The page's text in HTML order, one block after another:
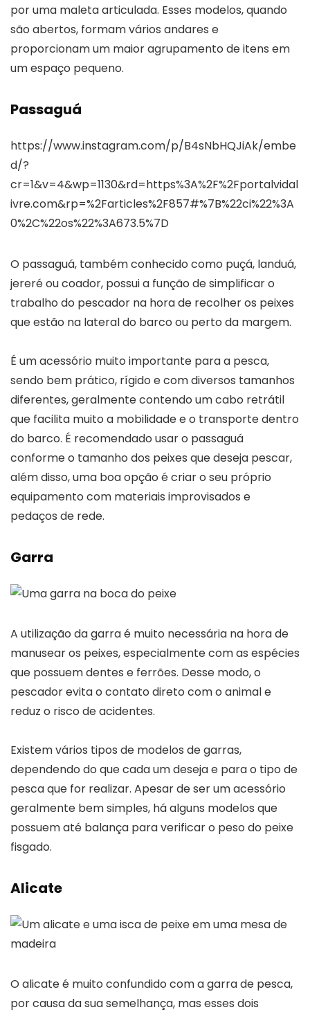
por uma maleta articulada. Esses modelos, quando
são abertos, formam vários andares e
proporcionam um maior agrupamento de itens em
um espaço pequeno.
Passaguá
https://www.instagram.com/p/B4sNbHQJiAk/embe
d/?
cr=1&v=4&wp=1130&rd=https%3A%2F%2Fportalvidal
ivre.com&rp=%2Farticles%2F857#%7B%22ci%22%3A
0%2C%22os%22%3A673.5%7D
O passaguá, também conhecido como puçá, landuá,
jereré ou coador, possui a função de simplificar o
trabalho do pescador na hora de recolher os peixes
que estão na lateral do barco ou perto da margem.
É um acessório muito importante para a pesca,
sendo bem prático, rígido e com diversos tamanhos
diferentes, geralmente contendo um cabo retrátil
que facilita muito a mobilidade e o transporte dentro
do barco. É recomendado usar o passaguá
conforme o tamanho dos peixes que deseja pescar,
além disso, uma boa opção é criar o seu próprio
equipamento com materiais improvisados e
pedaços de rede.
Garra
A utilização da garra é muito necessária na hora de
manusear os peixes, especialmente com as espécies
que possuem dentes e ferrões. Desse modo, o
pescador evita o contato direto com o animal e
reduz o risco de acidentes.
Existem vários tipos de modelos de garras,
dependendo do que cada um deseja e para o tipo de
pesca que for realizar. Apesar de ser um acessório
geralmente bem simples, há alguns modelos que
possuem até balança para verificar o peso do peixe
fisgado.
Alicate
O alicate é muito confundido com a garra de pesca,
por causa da sua semelhança, mas esses dois